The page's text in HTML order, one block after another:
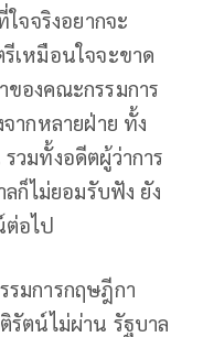
จจริงอยากจะ
เหมือนใจจะขาด
ของคณะกรรมการ
ากหลายฝ่าย ทั้ง
วมทั้งอดีตผู้ว่าการ
ก็ไม่ยอมรับฟัง ยัง
อไป
มการกฤษฎีกา
ตน์ไม่ผ่าน รัฐบาล